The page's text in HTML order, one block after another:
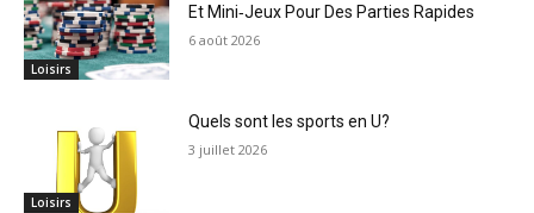
Loisirs
Et Mini‑Jeux Pour Des Parties Rapides
6 août 2026
Loisirs
Quels sont les sports en U?
3 juillet 2026